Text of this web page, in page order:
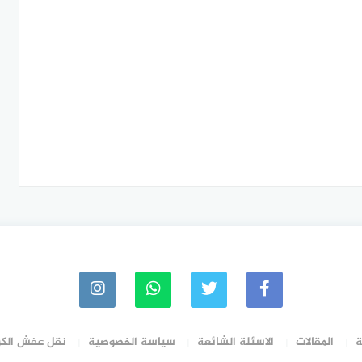
المقالات الاسئلة الشائعة سياسة الخصوصية نقل عفش